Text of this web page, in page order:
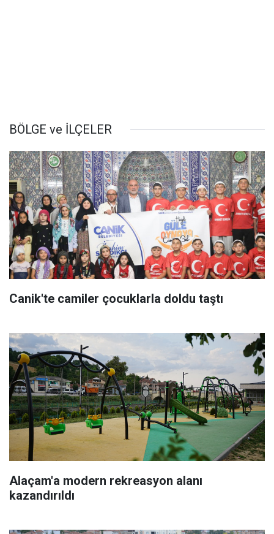
BÖLGE ve İLÇELER
Canik'te camiler çocuklarla doldu taştı
Alaçam'a modern rekreasyon alanı
kazandırıldı